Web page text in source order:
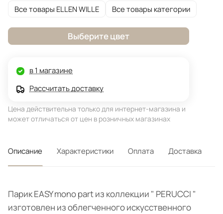
Все товары ELLEN WILLE Все товары категории
Выберите цвет
в 1 магазине
Рассчитать доставку
Цена действительна только для интернет-магазина и
может отличаться от цен в розничных магазинах
Описание Характеристики Оплата Доставка
Парик EASY mono part из коллекции " PERUCCI "
изготовлен из облегченного искусственного